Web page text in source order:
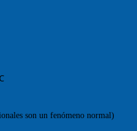
son un fenómeno normal)